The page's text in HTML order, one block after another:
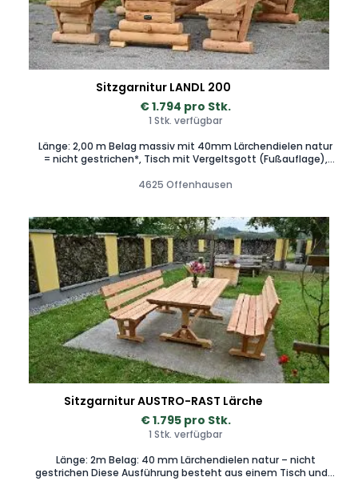
Sitzgarnitur LANDL 200
€ 1.794 pro Stk.
1 Stk. verfügbar
Länge: 2,00 m Belag massiv mit 40mm Lärchendielen natur
= nicht gestrichen*, Tisch mit Vergeltsgott (Fußauflage),
Lärche, Tisch- und Sitzfläche in Lärche
4625 Offenhausen
Sitzgarnitur AUSTRO-RAST Lärche
€ 1.795 pro Stk.
1 Stk. verfügbar
Länge: 2m Belag: 40 mm Lärchendielen natur – nicht
gestrichen Diese Ausführung besteht aus einem Tisch und 2